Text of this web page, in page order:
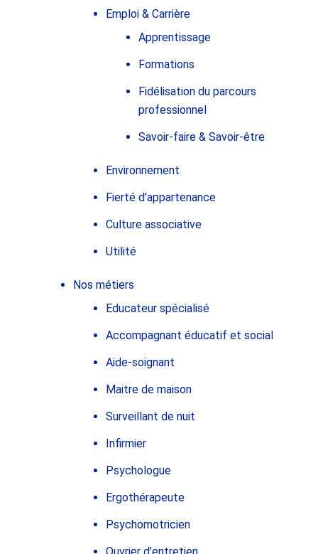
Emploi & Carrière
Apprentissage
Formations
Fidélisation du parcours
professionnel
Savoir-faire & Savoir-être
Environnement
Fierté d’appartenance
Culture associative
Utilité
Nos métiers
Educateur spécialisé
Accompagnant éducatif et social
Aide-soignant
Maitre de maison
Surveillant de nuit
Infirmier
Psychologue
Ergothérapeute
Psychomotricien